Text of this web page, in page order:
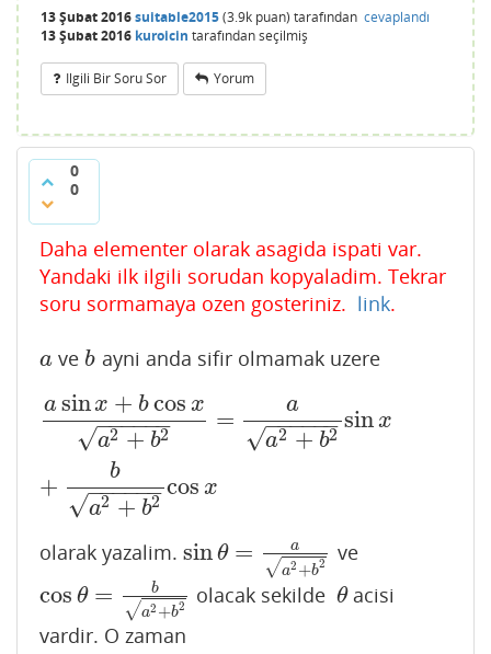
13 Şubat 2016suitable2015(3.9k puan) tarafından cevaplandı
13 Şubat 2016 kuroicin tarafındanseçilmiş
Ilgili Bir Soru Sor Yorum
0
0
Daha elementer olarak asagida ispati var.
Yandaki ilk ilgili sorudan kopyaladim. Tekrar
soru sormamaya ozen gosteriniz. link.
a
a ve b
b ayni anda sifir olmamak uzere
asinx + bcos x
a2 + b2
− −
−−−−
√
=
a
a2 + b2
− −
−−−−
√
sinx
+
b
a2 + b2
− −
−−−−
√
cos x
asinx+b cosxa2+ b2 2sin a
olarak yazalim. sinθ =
a
a2 +b2
√
sinθ= aa 2+b2 ve
cos θ =
b
a2 +b2
√
cos θ= ba 2+b2 olacak sekilde θ
θacisi
vardir. O zaman